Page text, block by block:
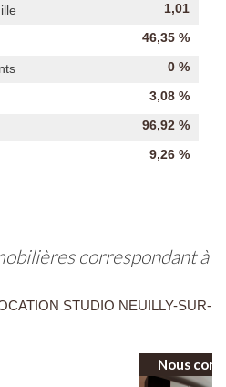
1,01
46,35 %
0 %
3,08 %
96,92 %
9,26 %
STUDIO NEUILLY-SUR-